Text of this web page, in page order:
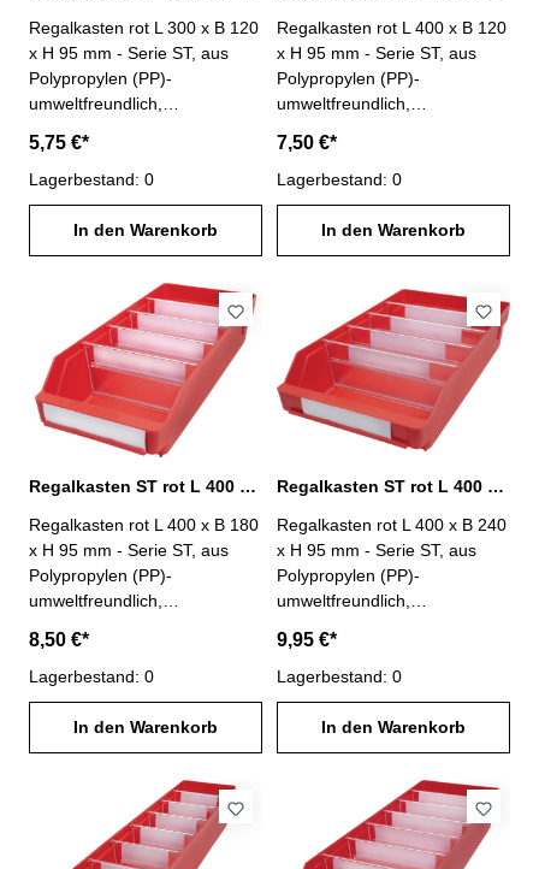
Regalkasten rot L 300 x B 120
x H 95 mm - Serie ST, aus
Polypropylen (PP)-
umweltfreundlich,
temperaturbeständig von -20°
C bis +80° C- Anzahl
möglicher Trennwände : 3-
Lieferung ohne Trennwände
und Etiketten
5,75 €*
Lagerbestand: 0
In den Warenkorb
Regalkasten rot L 400 x B 120
x H 95 mm - Serie ST, aus
Polypropylen (PP)-
umweltfreundlich,
temperaturbeständig von -20°
C bis +80° C- Anzahl
möglicher Trennwände : 4-
Lieferung ohne Trennwände
und Etiketten
7,50 €*
Lagerbestand: 0
In den Warenkorb
Regalkasten ST rot L 400 x B 180 x H 95 mm PP
Regalkasten rot L 400 x B 180
x H 95 mm - Serie ST, aus
Polypropylen (PP)-
umweltfreundlich,
temperaturbeständig von -20°
C bis +80° C- Anzahl
möglicher Trennwände : 4-
Lieferung ohne Trennwände
und Etiketten
8,50 €*
Lagerbestand: 0
In den Warenkorb
Regalkasten ST rot L 400 x B 240 x H 95 mm PP
Regalkasten rot L 400 x B 240
x H 95 mm - Serie ST, aus
Polypropylen (PP)-
umweltfreundlich,
temperaturbeständig von -20°
C bis +80° C- Anzahl
möglicher Trennwände : 4-
Lieferung ohne Trennwände
und Etiketten
9,95 €*
Lagerbestand: 0
In den Warenkorb